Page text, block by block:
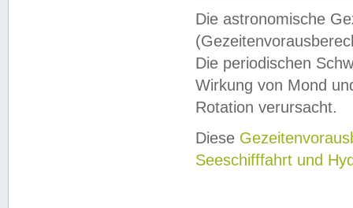
Die astronomische
Die periodischen
Wirkung von Mond
Rotation verursacht.
Diese
Seeschifffahrt und